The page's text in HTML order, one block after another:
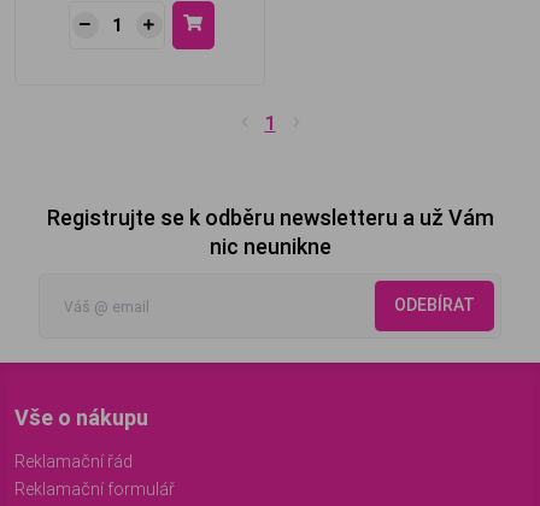
1
Registrujte se k odběru newsletteru a už Vám
nic neunikne
ODEBÍRAT
Vše o nákupu
Reklamační řád
Reklamační formulář